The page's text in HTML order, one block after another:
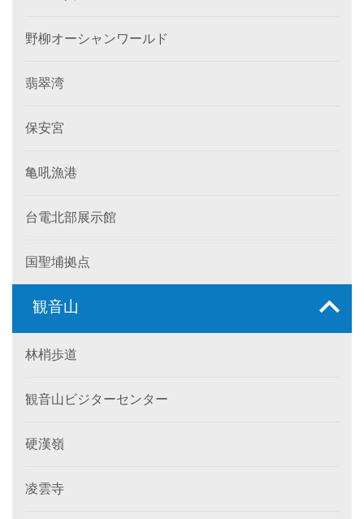
野柳オーシャンワールド
翡翠湾
保安宮
亀吼漁港
台電北部展示館
国聖埔拠点
観音山
林梢歩道
観音山ビジターセンター
硬漢嶺
凌雲寺